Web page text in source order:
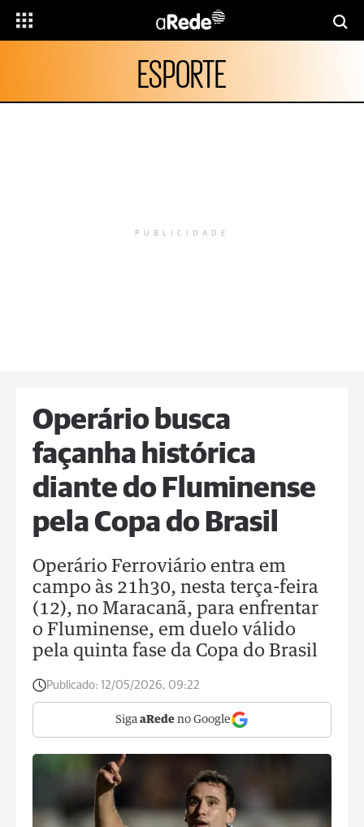
ESPORTE
PUBLICIDADE
Operário busca
façanha histórica
diante do Fluminense
pela Copa do Brasil
Operário Ferroviário entra em
campo às 21h30, nesta terça-feira
(12), no Maracanã, para enfrentar
o Fluminense, em duelo válido
pela quinta fase da Copa do Brasil
Publicado: 12/05/2026, 09:22
Siga aRede no Google